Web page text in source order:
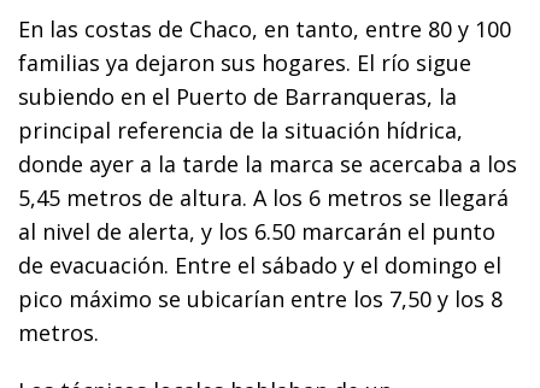
En las costas de Chaco, en tanto, entre 80 y 100
familias ya dejaron sus hogares. El río sigue
subiendo en el Puerto de Barranqueras, la
principal referencia de la situación hídrica,
donde ayer a la tarde la marca se acercaba a los
5,45 metros de altura. A los 6 metros se llegará
al nivel de alerta, y los 6.50 marcarán el punto
de evacuación. Entre el sábado y el domingo el
pico máximo se ubicarían entre los 7,50 y los 8
metros.